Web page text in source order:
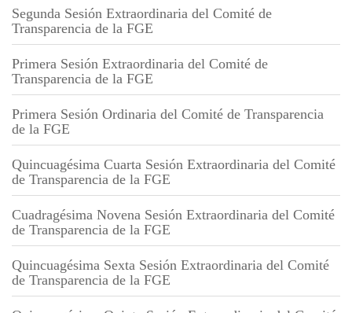
Segunda Sesión Extraordinaria del Comité de
Transparencia de la FGE
Primera Sesión Extraordinaria del Comité de
Transparencia de la FGE
Primera Sesión Ordinaria del Comité de Transparencia
de la FGE
Quincuagésima Cuarta Sesión Extraordinaria del Comité
de Transparencia de la FGE
Cuadragésima Novena Sesión Extraordinaria del Comité
de Transparencia de la FGE
Quincuagésima Sexta Sesión Extraordinaria del Comité
de Transparencia de la FGE